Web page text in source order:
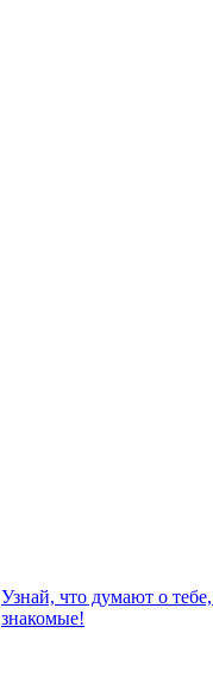
Узнай, что думают о
знакомые!